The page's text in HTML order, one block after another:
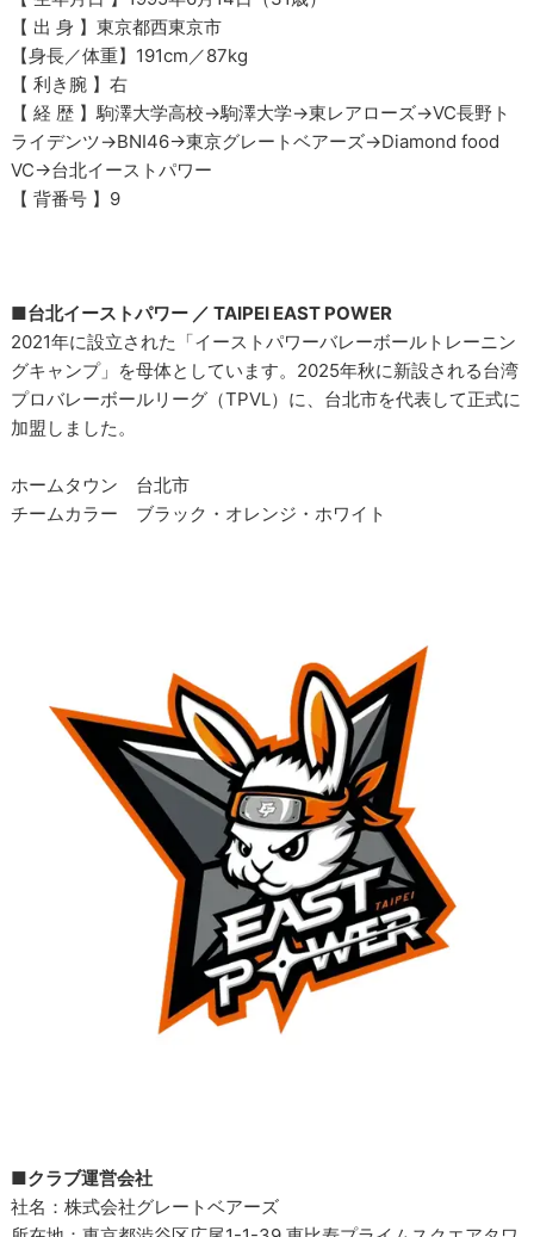
【 出 身 】東京都西東京市
【身長／体重】191cm／87kg
【 利き腕 】右
【 経 歴 】駒澤大学高校→駒澤大学→東レアローズ→VC長野ト
ライデンツ→BNI46→東京グレートベアーズ→Diamond food
VC→台北イーストパワー
【 背番号 】9
■台北イーストパワー ／ TAIPEI EAST POWER
2021年に設立された「イーストパワーバレーボールトレーニン
グキャンプ」を母体としています。2025年秋に新設される台湾
プロバレーボールリーグ（TPVL）に、台北市を代表して正式に
加盟しました。
ホームタウン 台北市
チームカラー ブラック・オレンジ・ホワイト
■クラブ運営会社
社名：株式会社グレートベアーズ